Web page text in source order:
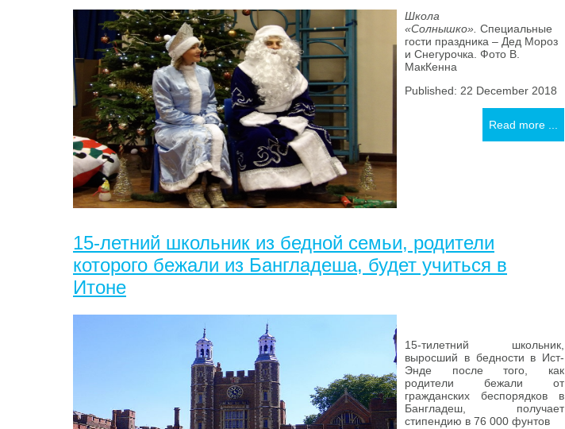
Школа
«Солнышко». Специальные
гости праздника – Дед Мороз
и Снегурочка. Фото В.
МакКенна
Published: 22 December 2018
Read more ...
15-летний школьник из бедной семьи, родители
которого бежали из Бангладеша, будет учиться в
Итоне
15-тилетний школьник,
выросший в бедности в Ист-
Энде после того, как
родители бежали от
гражданских беспорядков в
Бангладеш, получает
стипендию в 76 000 фунтов